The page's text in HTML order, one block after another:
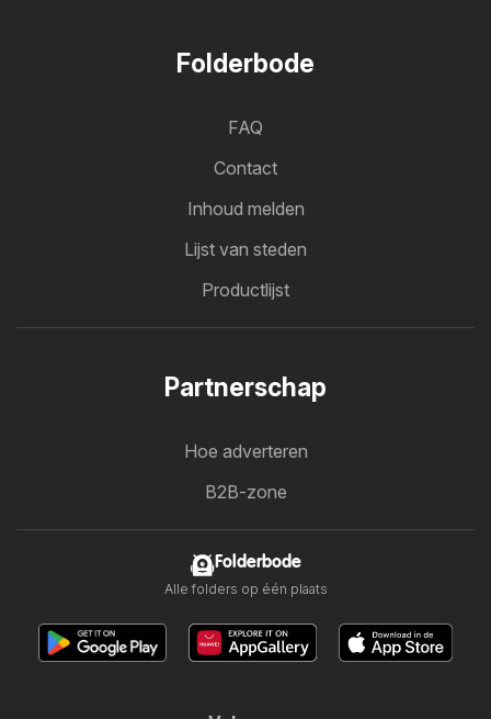
Folderbode
FAQ
Contact
Inhoud melden
Lijst van steden
Productlijst
Partnerschap
Hoe adverteren
B2B-zone
Folderbode
Alle folders op één plaats